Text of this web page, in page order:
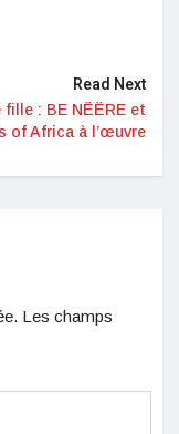
Read Next
: BE NËËRE et
of Africa à l’œuvre
Les champs